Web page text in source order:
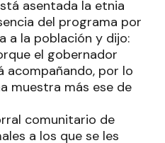
asentada la etnia
del programa por
a la población y dijo:
el gobernador
acompañando, por lo
muestra más ese de
comunitario de
a los que se les